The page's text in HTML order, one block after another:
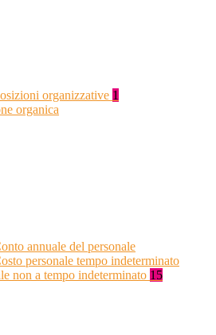
organizzative 1
organica
annuale del personale
personale tempo indeterminato
non a tempo indeterminato 15